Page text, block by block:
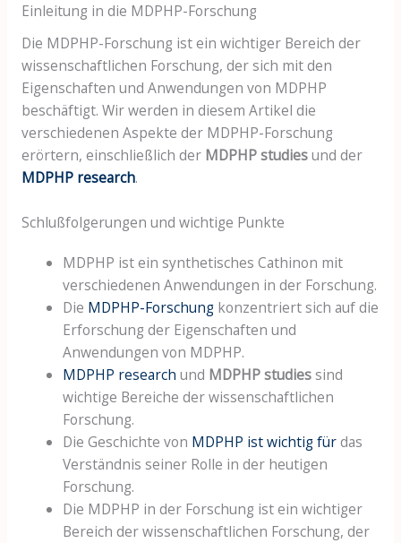
Einleitung in die MDPHP-Forschung
Die MDPHP-Forschung ist ein wichtiger Bereich der
wissenschaftlichen Forschung, der sich mit den
Eigenschaften und Anwendungen von MDPHP
beschäftigt. Wir werden in diesem Artikel die
verschiedenen Aspekte der MDPHP-Forschung
erörtern, einschließlich der MDPHP studiesund der
MDPHP research.
Schlußfolgerungen und wichtige Punkte
MDPHP ist ein synthetisches Cathinon mit
verschiedenen Anwendungen in der Forschung.
Die MDPHP-Forschung konzentriert sich auf die
Erforschung der Eigenschaften und
Anwendungen von MDPHP.
MDPHP research und MDPHP studiessind
wichtige Bereiche der wissenschaftlichen
Forschung.
Die Geschichte von MDPHP ist wichtig fürdas
Verständnis seiner Rolle in der heutigen
Forschung.
Die MDPHP in der Forschung ist ein wichtiger
Bereich der wissenschaftlichen Forschung, der